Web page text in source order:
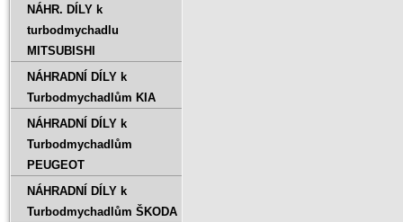
NÁHR. DÍLY k
turbodmychadlu
MITSUBISHI
NÁHRADNÍ DÍLY k
Turbodmychadlům KIA
NÁHRADNÍ DÍLY k
Turbodmychadlům
PEUGEOT
NÁHRADNÍ DÍLY k
Turbodmychadlům ŠKODA